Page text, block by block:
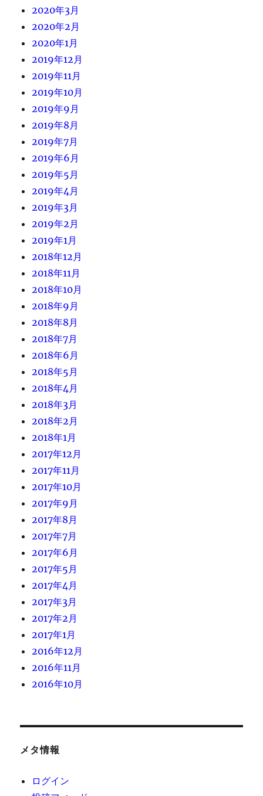
2020年3月
2020年2月
2020年1月
2019年12月
2019年11月
2019年10月
2019年9月
2019年8月
2019年7月
2019年6月
2019年5月
2019年4月
2019年3月
2019年2月
2019年1月
2018年12月
2018年11月
2018年10月
2018年9月
2018年8月
2018年7月
2018年6月
2018年5月
2018年4月
2018年3月
2018年2月
2018年1月
2017年12月
2017年11月
2017年10月
2017年9月
2017年8月
2017年7月
2017年6月
2017年5月
2017年4月
2017年3月
2017年2月
2017年1月
2016年12月
2016年11月
2016年10月
メタ情報
ログイン